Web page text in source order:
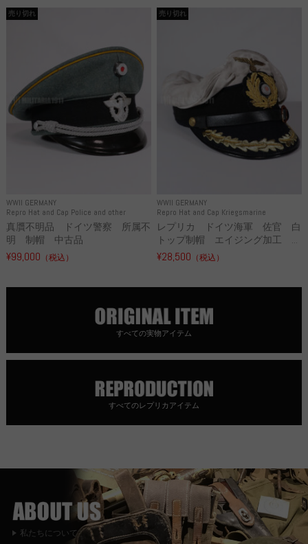
WWII GERMANY
Repro Hat and Cap Police and other
売り切れ
真贋不明品 ドイツ警察 所属不
明 制帽 中古品
¥99,000 （税込）
WWII GERMANY
Repro Hat and Cap Kriegsmarine
売り切れ
レプリカ ドイツ海軍 佐官 白
トップ制帽 エイジング加工 ...
¥28,500 （税込）
すべての実物アイテム
すべてのレプリカアイテム
私たちについて